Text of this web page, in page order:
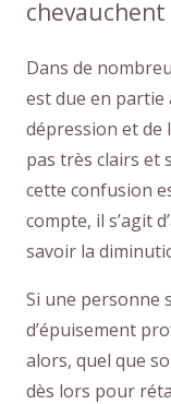
chevauchent
Dans de
est due en partie
dépression et de
pas très clairs et
cette confusion
compte, il s’agit
savoir la
Si une personne
d’épuisement
alors, quel que
dès lors pour